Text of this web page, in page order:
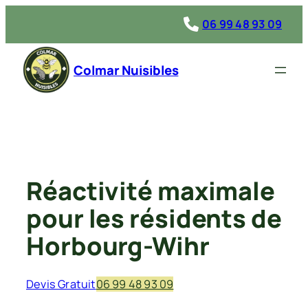
contenu
06 99 48 93 09
Colmar Nuisibles
Réactivité maximale
pour les résidents de
Horbourg-Wihr
Devis Gratuit06 99 48 93 09